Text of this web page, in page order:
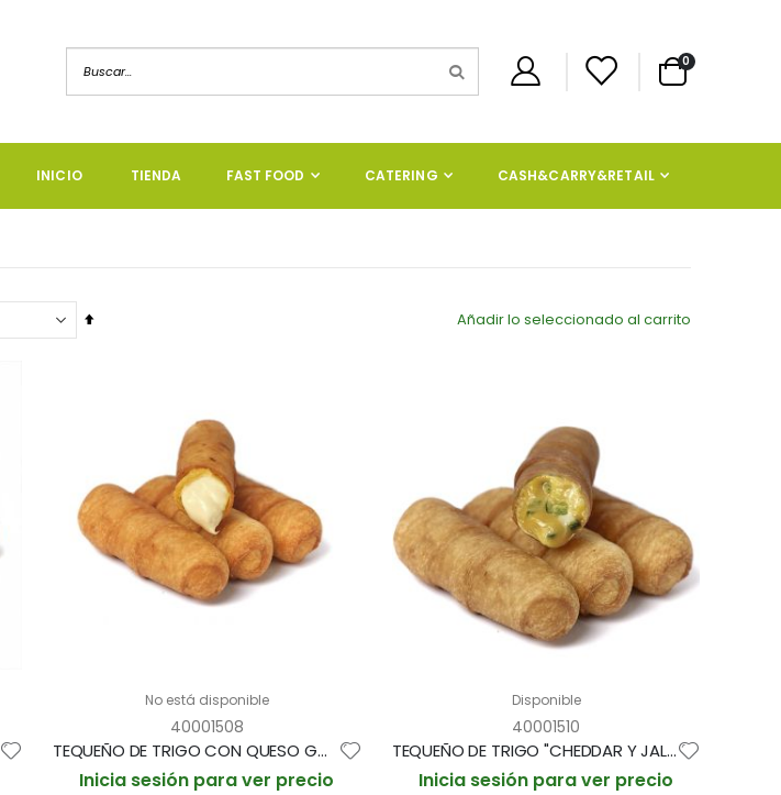
INICIO TIENDA FAST FOOD CATERING CASH&CARRY&RETAIL
Cart
0artículos
Fijar
Añadir lo seleccionado al carrito
No está disponible
40001508
TEQUEÑO DE TRIGO CON QUESO GOUDA 37gr aprox BOLSA 1'5kg / 40und aprox (CAJA 2 BOLSAS)
Inicia sesión para ver precio
Disponible
40001510
TEQUEÑO DE TRIGO "CHEDDAR Y JALAPEÑOS" 37gr aprox BOLSA 1'5kg / 40und aprox (CAJA 2 BOLSAS)
Inicia sesión para ver precio